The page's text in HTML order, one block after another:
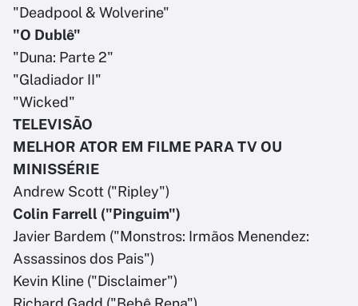
"Deadpool & Wolverine"
"O Dublê"
"Duna: Parte 2"
"Gladiador II"
"Wicked"
TELEVISÃO
MELHOR ATOR EM FILME PARA TV OU
MINISSÉRIE
Andrew Scott ("Ripley")
Colin Farrell ("Pinguim")
Javier Bardem ("Monstros: Irmãos Menendez:
Assassinos dos Pais")
Kevin Kline ("Disclaimer")